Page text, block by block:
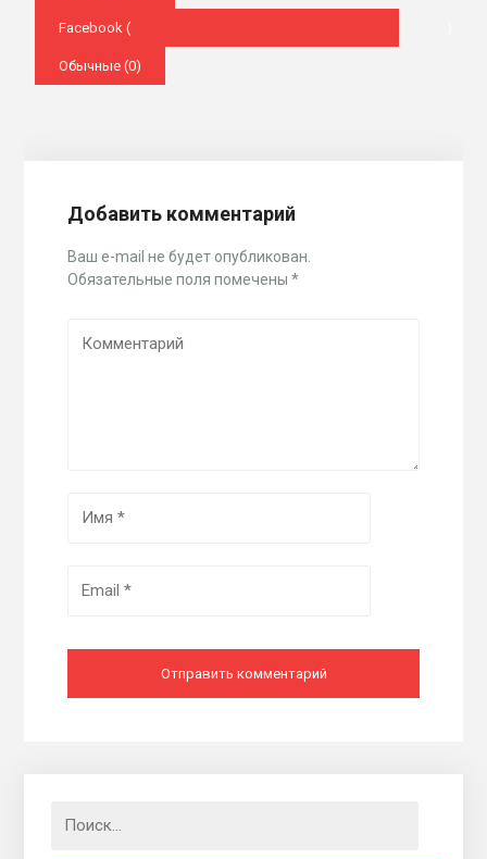
Facebook (
Обычные (0)
Добавить комментарий
Ваш e-mail не будет опубликован.
Обязательные поля помечены*